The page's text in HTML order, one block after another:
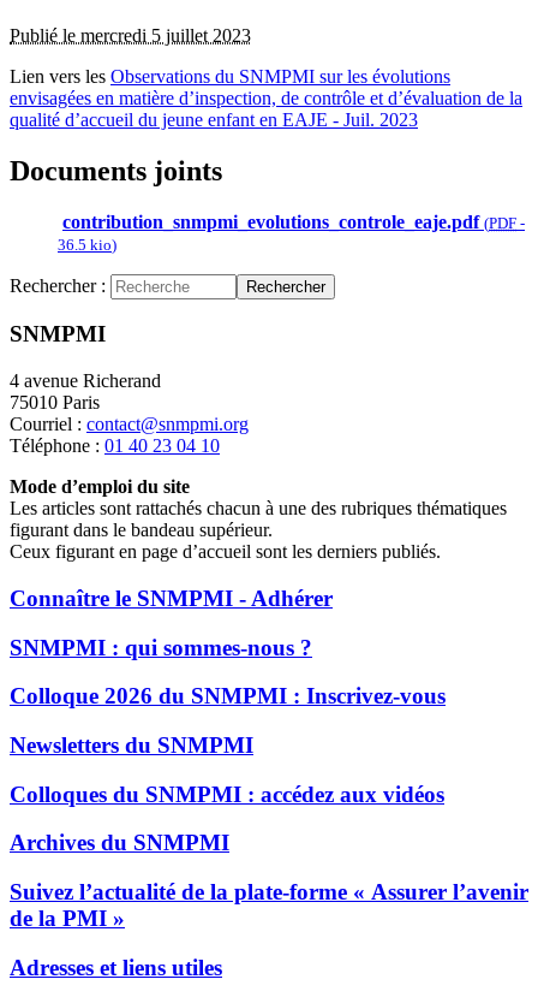
Publié le mercredi 5 juillet 2023
Lien vers les Observations du SNMPMI sur les évolutions
envisagées en matière d’inspection, de contrôle et d’évaluation de la
qualité d’accueil du jeune enfant en EAJE - Juil. 2023
Documents joints
contribution_snmpmi_evolutions_controle_eaje.pdf (PDF -
36.5 kio)
Rechercher : Rechercher
SNMPMI
4 avenue Richerand
75010 Paris
Courriel : contact@snmpmi.org
Téléphone : 01 40 23 04 10
Mode d’emploi du site
Les articles sont rattachés chacun à une des rubriques thématiques
figurant dans le bandeau supérieur.
Ceux figurant en page d’accueil sont les derniers publiés.
Connaître le SNMPMI - Adhérer
SNMPMI : qui sommes-nous ?
Colloque 2026 du SNMPMI : Inscrivez-vous
Newsletters du SNMPMI
Colloques du SNMPMI : accédez aux vidéos
Archives du SNMPMI
Suivez l’actualité de la plate-forme « Assurer l’avenir
de la PMI »
Adresses et liens utiles